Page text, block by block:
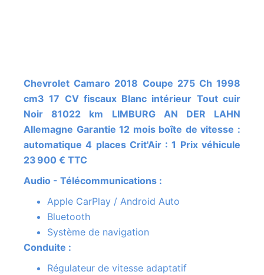
Chevrolet Camaro 2018 Coupe 275 Ch 1998
cm3 17 CV fiscaux Blanc intérieur Tout cuir
Noir 81022 km LIMBURG AN DER LAHN
Allemagne Garantie 12 mois boîte de vitesse :
automatique 4 places Crit'Air : 1 Prix véhicule
23 900 € TTC
Audio - Télécommunications :
Apple CarPlay / Android Auto
Bluetooth
Système de navigation
Conduite :
Régulateur de vitesse adaptatif